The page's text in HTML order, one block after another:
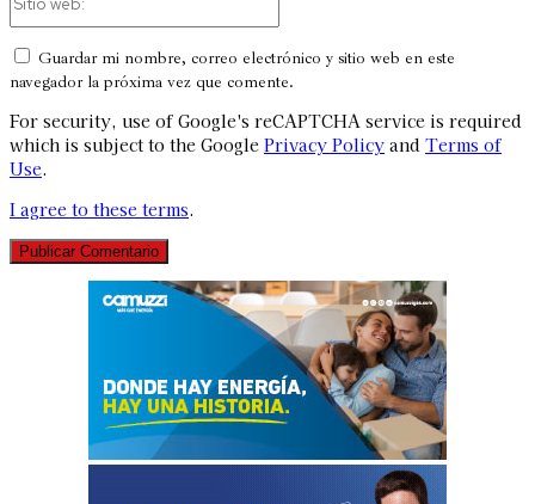
Guardar mi nombre, correo electrónico y sitio web en este
navegador la próxima vez que comente.
For security, use of Google's reCAPTCHA service is required
which is subject to the Google Privacy Policy and Terms of
Use.
I agree to these terms.